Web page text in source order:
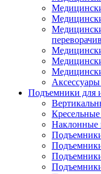
Подъемники для
Наклонные